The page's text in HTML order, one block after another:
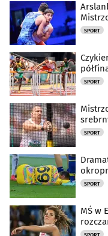
SPORT
SPORT
SPORT
SPORT
MŚ w
SPORT